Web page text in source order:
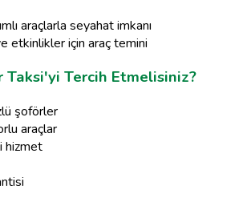
araçlarla seyahat imkanı
etkinlikler için araç temini
Taksi'yi Tercih Etmelisiniz?
şoförler
araçlar
hizmet